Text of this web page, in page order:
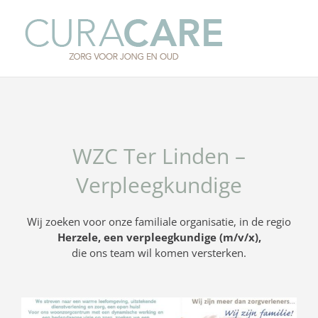
inhoud
WZC Ter Linden –
Verpleegkundige
Wij zoeken voor onze familiale organisatie, in de regio
Herzele, een verpleegkundige (m/v/x),
die ons team wil komen versterken.